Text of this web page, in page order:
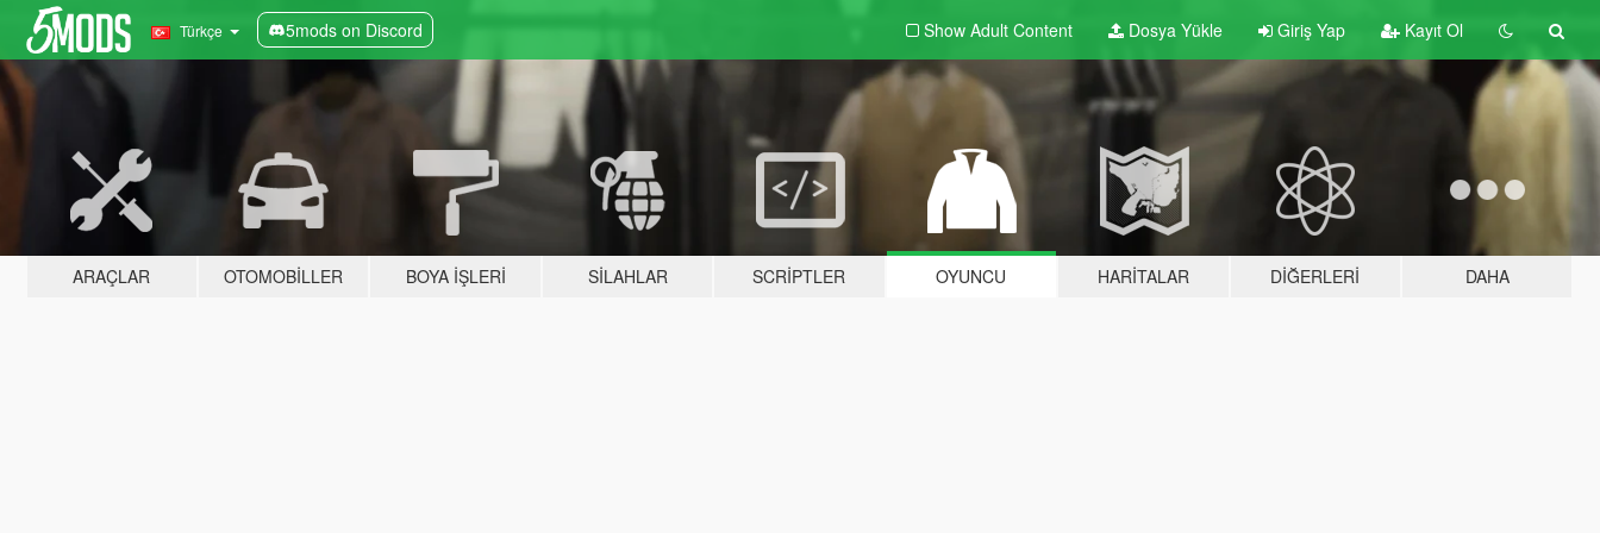
Türkçe 5mods on Discord Show Adult Content Dosya Yükle Giriş Yap Kayıt Ol
ARAÇLAR OTOMOBILLER BOYA İŞLERI SILAHLAR SCRIPTLER OYUNCU HARITALAR DIĞERLERI DAHA